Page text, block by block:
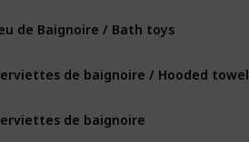
de Baignoire / Bath toys
de baignoire / Hooded towels
de baignoire